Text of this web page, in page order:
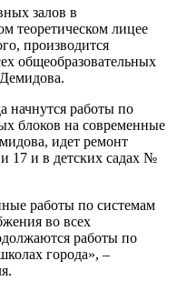
залов в
теоретическом лицее
производится
общеобразовательных
начнутся работы по
блоков на современные
идет ремонт
17 и в детских садах №
работы по системам
во всех
работы по
города», –